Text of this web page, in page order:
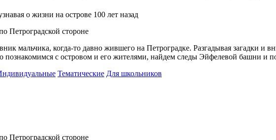
о жизни на острове 100 лет назад
мальчика, когда-то давно жившего на Петроградке. Разгадывая загадки и
познакомимся с островом и его жителями, найдем следы Эйфелевой башни и
Тематические Для школьников